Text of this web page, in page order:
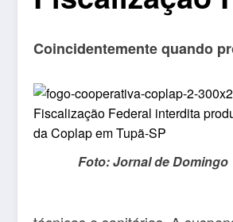
Coincidentemente quando
Foto: Jornal de Domingo